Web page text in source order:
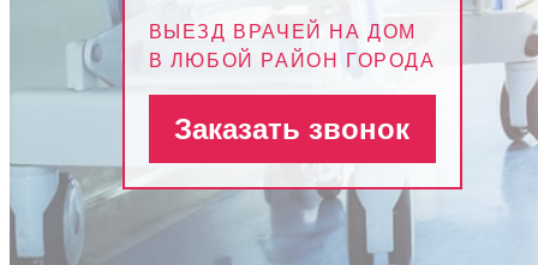
ВЫЕЗД ВРАЧЕЙ НА ДОМ
В ЛЮБОЙ РАЙОН ГОРОДА
Заказать звонок